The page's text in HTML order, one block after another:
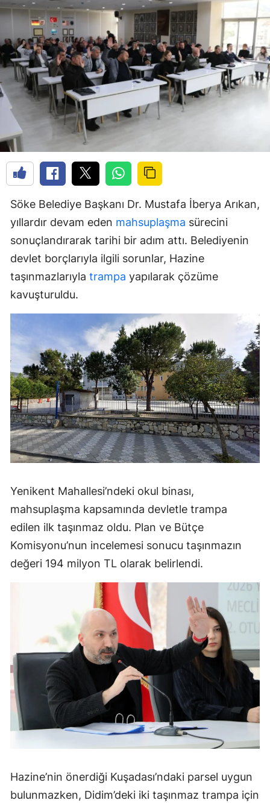
Söke Belediye Başkanı Dr. Mustafa İberya Arıkan,
yıllardır devam eden mahsuplaşma sürecini
sonuçlandırarak tarihi bir adım attı. Belediyenin
devlet borçlarıyla ilgili sorunlar, Hazine
taşınmazlarıyla trampa yapılarak çözüme
kavuşturuldu.
Yenikent Mahallesi’ndeki okul binası,
mahsuplaşma kapsamında devletle trampa
edilen ilk taşınmaz oldu. Plan ve Bütçe
Komisyonu’nun incelemesi sonucu taşınmazın
değeri 194 milyon TL olarak belirlendi.
Hazine’nin önerdiği Kuşadası’ndaki parsel uygun
bulunmazken, Didim’deki iki taşınmaz trampa için